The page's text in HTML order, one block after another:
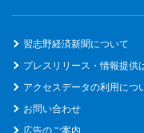
習志野経済新聞について
プレスリリース・情報提供
アクセスデータの利用につ
お問い合わせ
広告のご案内